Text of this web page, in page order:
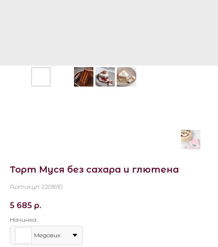
Торт Муся без сахара и глютена
Артикул: 2201810
5 685 р.
Начинка
Медовик